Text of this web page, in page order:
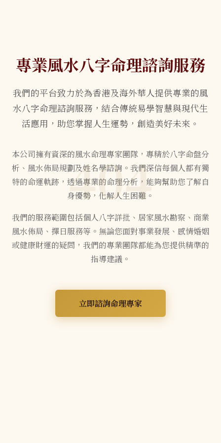
404
專業風水八字命理諮詢服務
我們的平台致力於為香港及海外華人提供專業的風
水八字命理諮詢服務，結合傳統易學智慧與現代生
活應用，助您掌握人生運勢，創造美好未來。
本公司擁有資深的風水命理專家團隊，專精於八字命盤分
析、風水佈局規劃及姓名學諮詢。我們深信每個人都有獨
特的命運軌跡，透過專業的命理分析，能夠幫助您了解自
身優勢，化解人生困難。
我們的服務範圍包括個人八字詳批、居家風水勘察、商業
風水佈局、擇日服務等。無論您面對事業發展、感情婚姻
或健康財運的疑問，我們的專業團隊都能為您提供精準的
指導建議。
立即諮詢命理專家